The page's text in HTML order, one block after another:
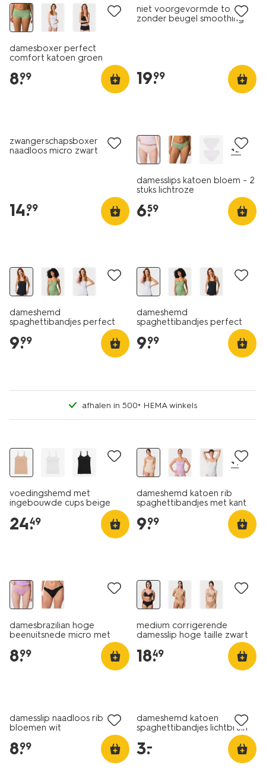
damesboxer perfect
comfort katoen groen
8.
99
niet voorgevormde top
zonder beugel smoothing
19.
99
zwangerschapsboxer
naadloos micro zwart
14.
99
+2
damesslips katoen bloem - 2
stuks lichtroze
6.
59
dameshemd
spaghettibandjes perfect
9.
99
dameshemd
spaghettibandjes perfect
9.
99
afhalen in 500+ HEMA winkels
voedingshemd met
ingebouwde cups beige
24.
49
+1
dameshemd katoen rib
spaghettibandjes met kant
9.
99
damesbrazilian hoge
beenuitsnede micro met
8.
99
medium corrigerende
damesslip hoge taille zwart
18.
49
damesslip naadloos rib
bloemen wit
8.
99
dameshemd katoen
spaghettibandjes lichtbruin
3.
–